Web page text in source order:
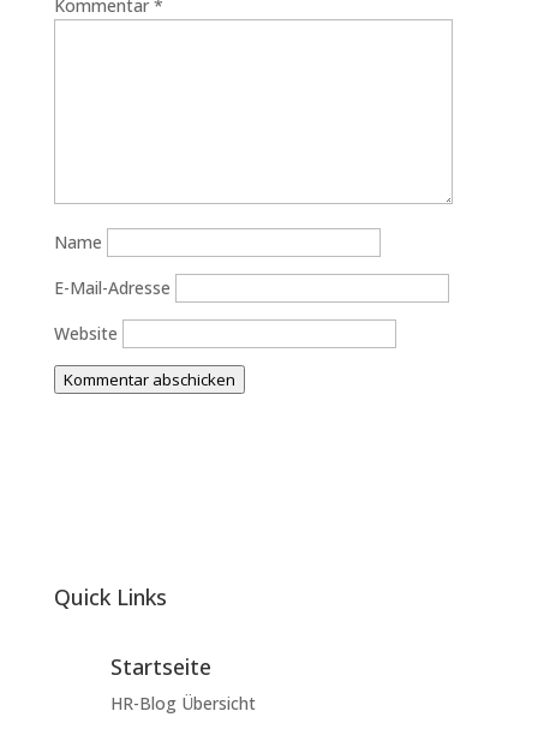
Kommentar *
Name
E-Mail-Adresse
Website
Kommentar abschicken
Quick Links
Startseite
HR-Blog Übersicht